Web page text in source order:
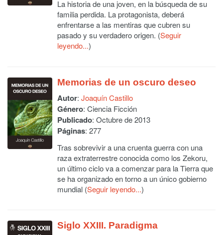
La historia de una joven, en la búsqueda de su
familia perdida. La protagonista, deberá
enfrentarse a las mentiras que cubren su
pasado y su verdadero origen. (Seguir
leyendo...)
Memorias de un oscuro deseo
Autor: Joaquín Castillo
Género: Ciencia Ficción
Publicado: Octubre de 2013
Páginas: 277
Tras sobrevivir a una cruenta guerra con una
raza extraterrestre conocida como los Zekoru,
un último ciclo va a comenzar para la Tierra que
se ha organizado en torno a un único gobierno
mundial (Seguir leyendo...)
Siglo XXIII. Paradigma